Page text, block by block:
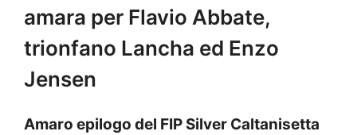
amara per Flavio Abbate,
trionfano Lancha ed Enzo
Jensen
Amaro epilogo del FIP Silver Caltanisetta